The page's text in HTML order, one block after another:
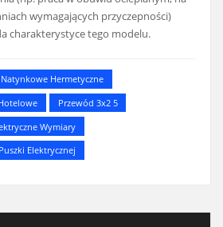
wymagających przyczepności)
charakterystyce tego modelu.
Hermetyczne
Przewód 3x2 5
Wymiary
Elektrycznej